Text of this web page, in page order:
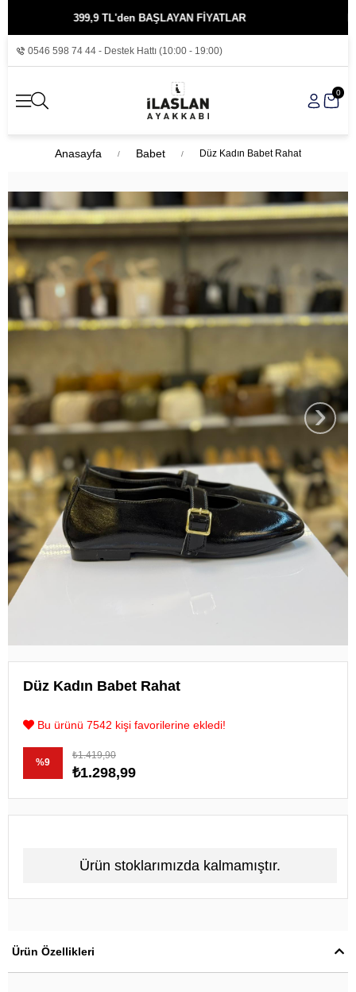
399,9 TL'den BAŞLAYAN FİYATLAR
0546 598 74 44 - Destek Hattı (10:00 - 19:00)
0
Anasayfa Babet Düz Kadın Babet Rahat
›
Düz Kadın Babet Rahat
Bu ürünü 7542 kişi favorilerine ekledi!
%9
İndirim
₺1.419,90
₺1.298,99
Ürün stoklarımızda kalmamıştır.
Ürün Özellikleri